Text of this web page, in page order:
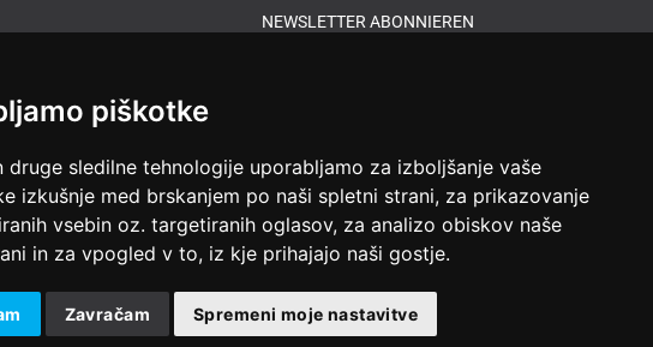
piškotke
druge sledilne tehnologije uporabljamo za izboljšanje vaše
izkušnje med brskanjem po naši spletni strani, za prikazovanje
vsebin oz. targetiranih oglasov, za analizo obiskov naše
in za vpogled v to, iz kje prihajajo naši gostje.
Zavračam Spremeni moje nastavitve
NEWSLETTER ABONNIEREN